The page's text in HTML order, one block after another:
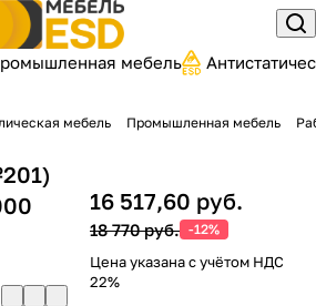
мебель
мебель Промышленная мебель
16 517,60 руб.
18 770 руб. -12%
Цена указана с учётом НДС
22%